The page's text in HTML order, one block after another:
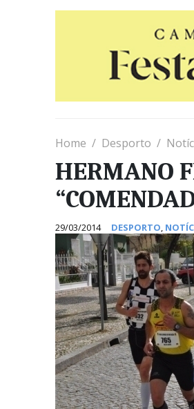
Home Desporto
HERMANO
29/03/2014 DESPORTO,